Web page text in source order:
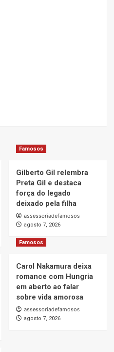
Famosos
Gilberto Gil relembra
Preta Gil e destaca
força do legado
deixado pela filha
assessoriadefamosos
agosto 7, 2026
Famosos
Carol Nakamura deixa
romance com Hungria
em aberto ao falar
sobre vida amorosa
assessoriadefamosos
agosto 7, 2026